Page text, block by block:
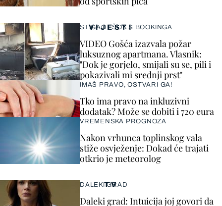
VIJESTI
STIGAO I ŠOK S BOOKINGA
VIDEO Gošća izazvala požar
luksuznog apartmana. Vlasnik:
"Dok je gorjelo, smijali su se, pili i
pokazivali mi srednji prst"
IMAŠ PRAVO, OSTVARI GA!
Tko ima pravo na inkluzivni
dodatak? Može se dobiti i 720 eura
VREMENSKA PROGNOZA
Nakon vrhunca toplinskog vala
stiže osvježenje: Dokad će trajati
otkrio je meteorolog
TV
DALEKI GRAD
Daleki grad: Intuicija joj govori da